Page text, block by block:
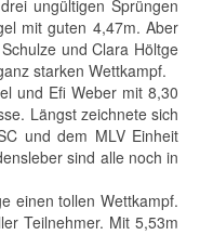
ungültigen Sprüngen
mit guten 4,47m. Aber
und Clara Höltge
starken Wettkampf.
und Efi Weber mit 8,30
Längst zeichnete sich
und dem MLV Einheit
sind alle noch in
einen tollen Wettkampf.
Teilnehmer. Mit 5,53m